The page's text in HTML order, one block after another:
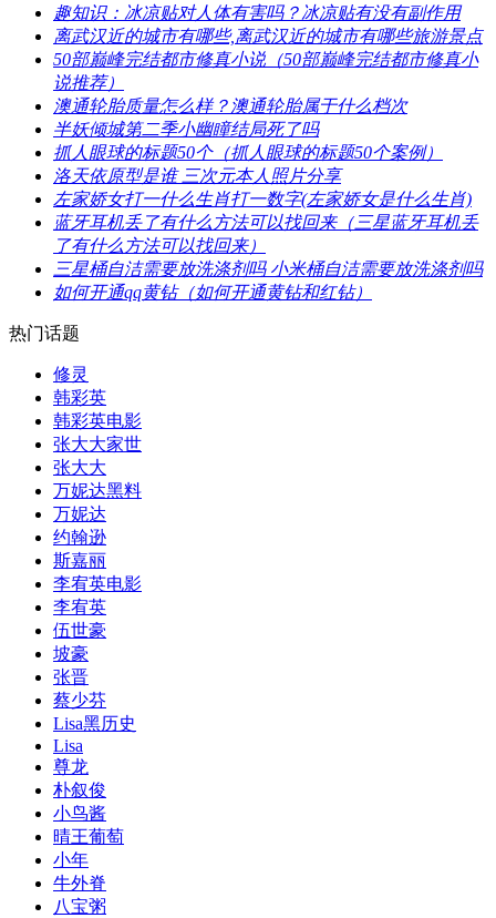
​趣知识：冰凉贴对人体有害吗？冰凉贴有没有副作用
​离武汉近的城市有哪些,离武汉近的城市有哪些旅游景点
​50部巅峰完结都市修真小说（50部巅峰完结都市修真小
说推荐）
​澳通轮胎质量怎么样？澳通轮胎属于什么档次
​半妖倾城第二季小幽瞳结局死了吗
​抓人眼球的标题50个（抓人眼球的标题50个案例）
​洛天依原型是谁 三次元本人照片分享
​左家娇女打一什么生肖打一数字(左家娇女是什么生肖)
​蓝牙耳机丢了有什么方法可以找回来（三星蓝牙耳机丢
了有什么方法可以找回来）
​三星桶自洁需要放洗涤剂吗 小米桶自洁需要放洗涤剂吗
​如何开通qq黄钻（如何开通黄钻和红钻）
热门话题
​修灵
韩彩英
韩彩英电影
张大大家世
张大大
万妮达黑料
万妮达
约翰逊
斯嘉丽
李宥英电影
李宥英
伍世豪
坡豪
张晋
蔡少芬
Lisa黑历史
Lisa
尊龙
朴叙俊
小鸟酱
晴王葡萄
小年
​牛外脊
八宝粥